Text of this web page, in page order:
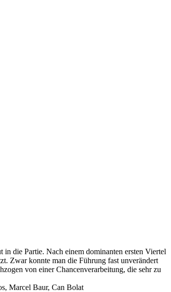
die Partie. Nach einem dominanten ersten Viertel
Zwar konnte man die Führung fast unverändert
von einer Chancenverarbeitung, die sehr zu
Marcel Baur, Can Bolat